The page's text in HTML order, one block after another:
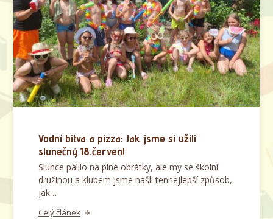
Vodní bitva a pizza: Jak jsme si užili
slunečný 18.červen!
​Slunce pálilo na plné obrátky, ale my se školní
družinou a klubem jsme našli tennejlepší způsob,
jak…
Celý článek